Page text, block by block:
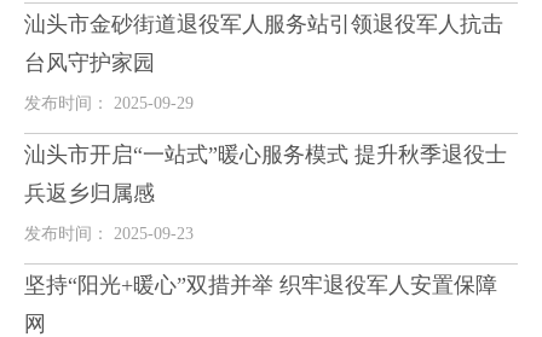
汕头市金砂街道退役军人服务站引领退役军人抗击
台风守护家园
发布时间： 2025-09-29
汕头市开启“一站式”暖心服务模式 提升秋季退役士
兵返乡归属感
发布时间： 2025-09-23
坚持“阳光+暖心”双措并举 织牢退役军人安置保障
网